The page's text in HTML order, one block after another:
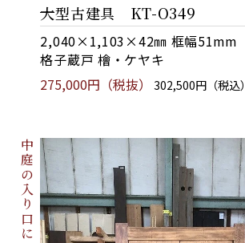
大型古建具 KT-O349
2,040×1,103×42㎜ 框幅51mm
格子蔵戸 檜・ケヤキ
275,000円（税抜）
302,500円（税込）
中庭の入り口に